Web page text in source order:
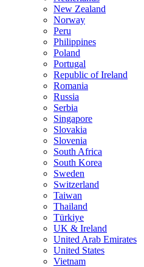
New Zealand
Norway
Peru
Philippines
Poland
Portugal
Republic of Ireland
Romania
Russia
Serbia
Singapore
Slovakia
Slovenia
South Africa
South Korea
Sweden
Switzerland
Taiwan
Thailand
Türkiye
UK & Ireland
United Arab Emirates
United States
Vietnam